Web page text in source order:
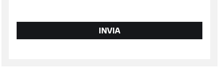
INVIA